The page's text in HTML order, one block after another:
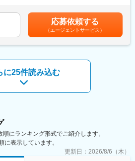
める業務
範囲：なし】
動車メーカー、ユニットメーカーに対する
チャレンジいただく方を募集しています。
。また、品質や物流関連等、営業以外の業
。
11名（1名事務員含む）
度自社製品の基礎や知識を習得し、業顆経
へ赴任頂きます。赴任後は、完成車及びユ
／人を担当いただきます。
課長、30代後半、残業20h程度）780万円
残業10h程度）■昇給：年1回■賞与：年2回
分賃金はあくまでも目安の金額であり、選
能性があります。月給(月額)は固定手当を含
応募依頼する
（エージェントサービス）
に25件読み込む
にランキング形式でご紹介します。
に表示しています。
更新日： 2026/8/6（木）